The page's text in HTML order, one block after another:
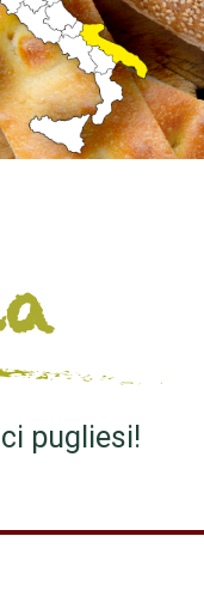
pugliesi!